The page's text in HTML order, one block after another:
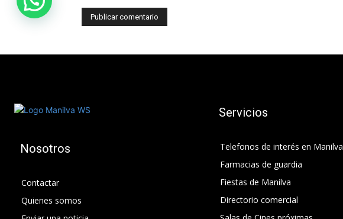
Nosotros
Contactar
Quienes somos
Servicios
Telefonos de interés en Manilva
Farmacias de guardia
Fiestas de Manilva
Directorio comercial